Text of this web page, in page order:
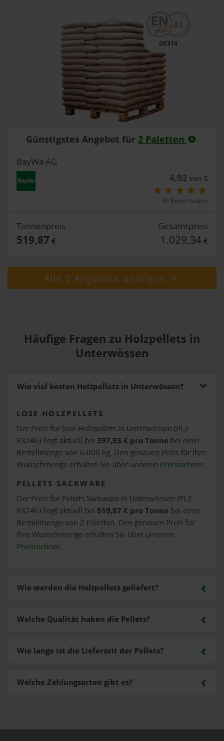
DE314
Günstigstes Angebot für 2 Paletten
BayWa AG
4,92von 5
49 Bewertungen
Tonnenpreis
519,87 €
Gesamtpreis
1.029,34 €
Alle 5 Angebote anzeigen
Häufige Fragen zu Holzpellets in
Unterwössen
Wie viel kosten Holzpellets in Unterwössen?
LOSE HOLZPELLETS
Der Preis für lose Holzpellets in Unterwössen (PLZ
83246) liegt aktuell bei 397,93 € pro Tonne bei einer
Bestellmenge von 6.000 kg. Den genauen Preis für Ihre
Wunschmenge erhalten Sie über unseren Preisrechner.
PELLETS SACKWARE
Der Preis für Pellets Sackware in Unterwössen (PLZ
83246) liegt aktuell bei 519,87 € pro Tonne bei einer
Bestellmenge von 2 Paletten. Den genauen Preis für
Ihre Wunschmenge erhalten Sie über unseren
Preisrechner.
Wie werden die Holzpellets geliefert?
Welche Zahlungsarten gibt es?
Welche Qualität haben die Pellets?
Wie lange ist die Lieferzeit der Pellets?